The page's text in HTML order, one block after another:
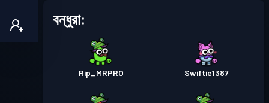
বন্ধুরা:
Rip_MRPRO Swiftie1387